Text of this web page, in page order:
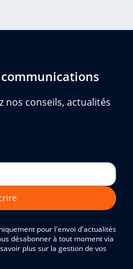
nos conseils, actualités
pour l'envoi d'actualités
désabonner à tout moment via
plus sur la gestion de vos